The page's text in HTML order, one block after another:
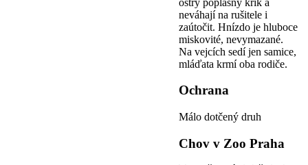
neváhají na rušitele i
zaútočit. Hnízdo je hluboce
miskovité, nevymazané.
Na vejcích sedí jen samice,
mláďata krmí oba rodiče.
Ochrana
Málo dotčený druh
Chov v Zoo Praha